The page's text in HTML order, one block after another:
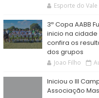
Esporte do Vale
3ª Copa AABB
inicio na cidade
confira os
dos grupos
Joao Filho
Iniciou o III
Associação